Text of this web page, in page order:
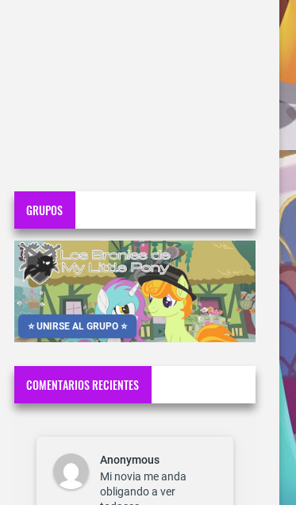
GRUPOS
⭐ UNIRSE AL GRUPO ⭐
COMENTARIOS RECIENTES
Anonymous
Mi novia me anda
obligando a ver